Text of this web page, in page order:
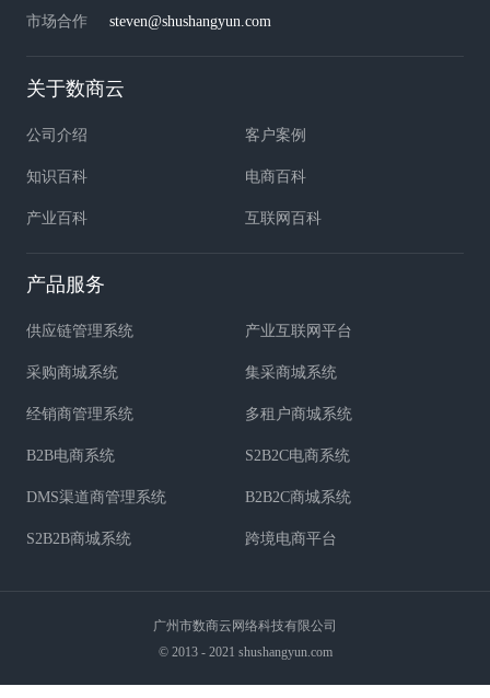
市场合作 steven@shushangyun.com
关于数商云
公司介绍 客户案例
知识百科 电商百科
产业百科 互联网百科
产品服务
供应链管理系统 产业互联网平台
采购商城系统 集采商城系统
经销商管理系统 多租户商城系统
B2B电商系统 S2B2C电商系统
DMS渠道商管理系统 B2B2C商城系统
S2B2B商城系统 跨境电商平台
广州市数商云网络科技有限公司
© 2013 - 2021 shushangyun.com